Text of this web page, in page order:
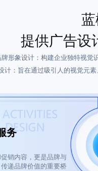
提供广告设
牌形象设计：构建企业独特视觉
计：旨在通过吸引人的视觉元
务
销内容，更是品牌与
递品牌价值的重要桥